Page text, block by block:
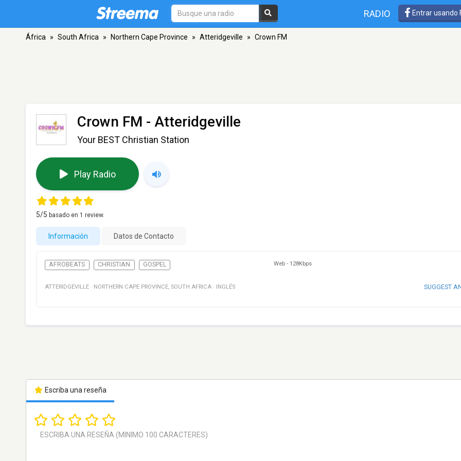
RADIO Entrar usando
África » South Africa » Northern Cape Province » Atteridgeville » Crown FM
Crown FM - Atteridgeville
Your BEST Christian Station
Play Radio
5/5 basado en 1 review.
Información Datos de Contacto
AFROBEATS CHRISTIAN GOSPEL Web - 128Kbps
ATTERIDGEVILLE · NORTHERN CAPE PROVINCE, SOUTH AFRICA · INGLÉS SUGGEST
Escriba una reseña